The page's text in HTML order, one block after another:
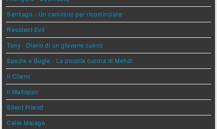
Santiago - Un cammino per ricominciare
Resident Evil
Tony - Diario di un giovane cuoco
Spezie e Bugie - La piccola cucina di Mehdi
Il Cileno
Il Malloppo
Silent Friend
Calle Malaga